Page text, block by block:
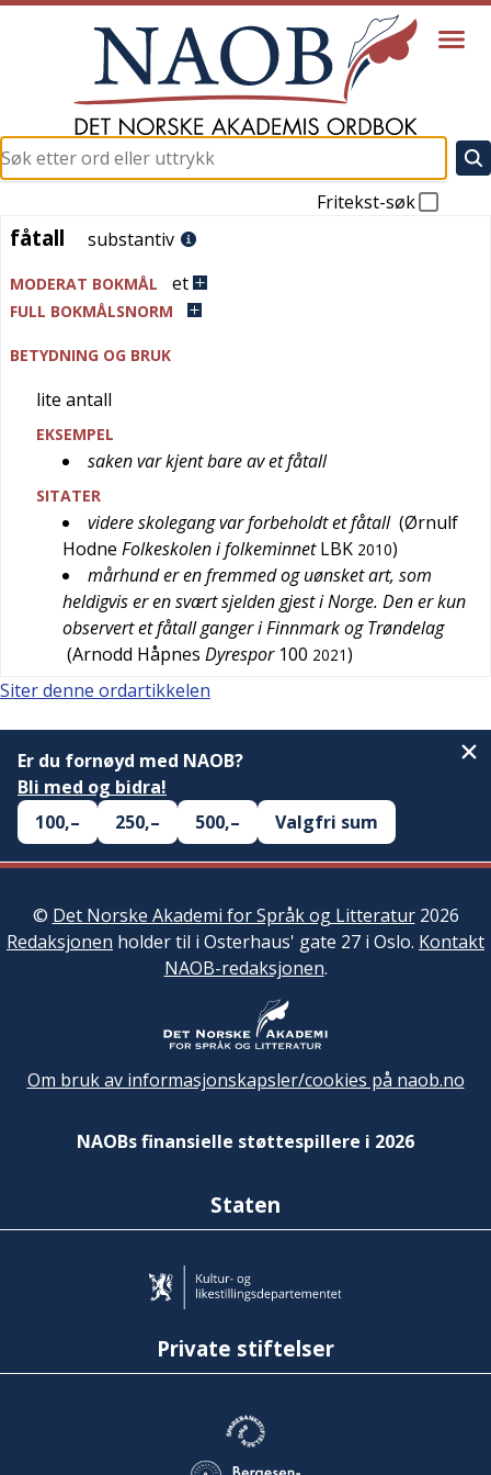
Fritekst-søk
fåtall
fåtall substantiv
MODERAT BOKMÅL et
FULL BOKMÅLSNORM
BETYDNING OG BRUK
lite antall
EKSEMPEL
saken var kjent bare av et fåtall
SITATER
videre skolegang var forbeholdt et fåtall (Ørnulf
Hodne Folkeskolen i folkeminnet LBK 2010)
mårhund er en fremmed og uønsket art, som
heldigvis er en svært sjelden gjest i Norge. Den er kun
observert et fåtall ganger i Finnmark og Trøndelag
(Arnodd Håpnes Dyrespor 100 2021)
Siter denne ordartikkelen
Er du fornøyd med NAOB?
Bli med og bidra!
100,–
250,– 500,– Valgfri sum
© Det Norske Akademi for Språk og Litteratur2026
Redaksjonen holder til i Osterhaus' gate 27 i Oslo. Kontakt
NAOB-redaksjonen.
Om bruk av informasjonskapsler/cookies på naob.no
NAOBs finansielle støttespillere i 2026
Staten
Private stiftelser